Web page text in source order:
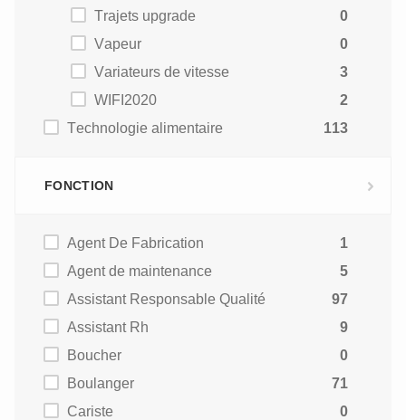
Trajets upgrade
0
Vapeur
0
Variateurs de vitesse
3
WIFI2020
2
Technologie alimentaire
113
FONCTION
Agent De Fabrication
1
Agent de maintenance
5
Assistant Responsable Qualité
97
Assistant Rh
9
Boucher
0
Boulanger
71
Cariste
0